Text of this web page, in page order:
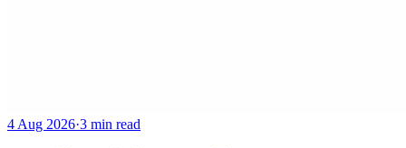
4 Aug 2026·3 min read